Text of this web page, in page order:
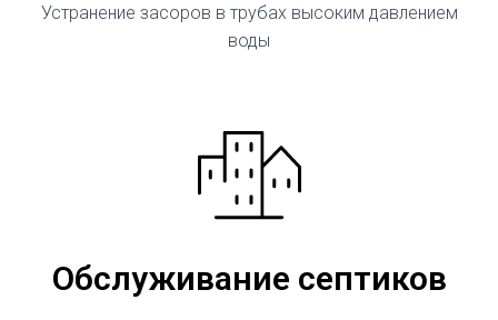
Устранение засоров в трубах высоким давлением
воды
Обслуживание септиков